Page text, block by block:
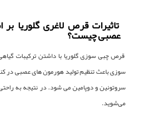
تاثیرات قرص لاغری گلوریا
عصبی چیست؟
قرص چبی سوزی گلوریا با داشتن ترکیبات
سوزی باعث تنظیم تولید هورمون های عصبی در
سروتونین و دوپامین می شود. در نتیجه به
می‌شوید.